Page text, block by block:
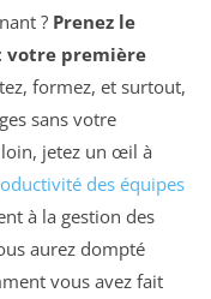
? Prenez le
votre première
formez, et surtout,
sans votre
jetez un œil à
des équipes
à la gestion des
aurez dompté
vous avez fait